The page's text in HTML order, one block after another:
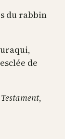
du rabbin
de
,